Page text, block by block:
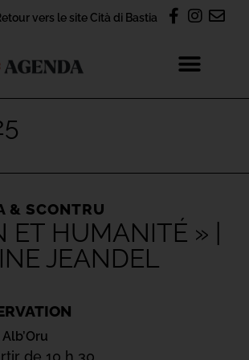
vers le site Cità di Bastia
& SCONTRU
ET HUMANITÉ » |
JEANDEL
de 10 h 30